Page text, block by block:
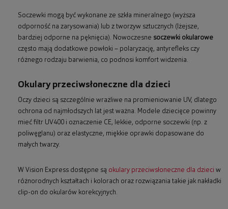
Soczewki mogą być wykonane ze szkła mineralnego (wyższa
odporność na zarysowania) lub z tworzyw sztucznych (lżejsze,
bardziej odporne na pęknięcia). Nowoczesne soczewki okularowe
często mają dodatkowe powłoki – polaryzację, antyrefleks czy
różnego rodzaju barwienia, co podnosi komfort widzenia.
Okulary przeciwsłoneczne dla dzieci
Oczy dzieci są szczególnie wrażliwe na promieniowanie UV, dlatego
ochrona od najmłodszych lat jest ważna. Modele dziecięce powinny
mieć filtr UV400 i oznaczenie CE, lekkie, odporne soczewki (np. z
poliwęglanu) oraz elastyczne, miękkie oprawki dopasowane do
małych twarzy.
W Vision Express dostępne są okulary przeciwsłoneczne dla dzieci w
różnorodnych kształtach i kolorach oraz rozwiązania takie jak nakładki
clip-on do okularów korekcyjnych.